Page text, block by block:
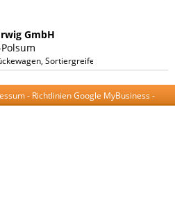
GmbH
Sortiergreifer,
- Richtlinien Google MyBusiness -